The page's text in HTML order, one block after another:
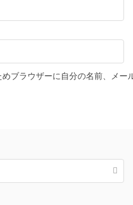
ブラウザーに自分の名前、メー